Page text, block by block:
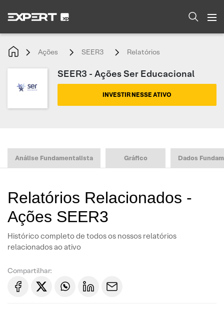
Ações SEER3 Relatórios
SEER3 - Ações Ser Educacional
INVESTIR NESSE ATIVO
Análise Fundamentalista Gráfico Dados
Relatórios Relacionados -
Ações SEER3
Histórico completo de todos os nossos relatórios
relacionados ao ativo
Compartilhar: